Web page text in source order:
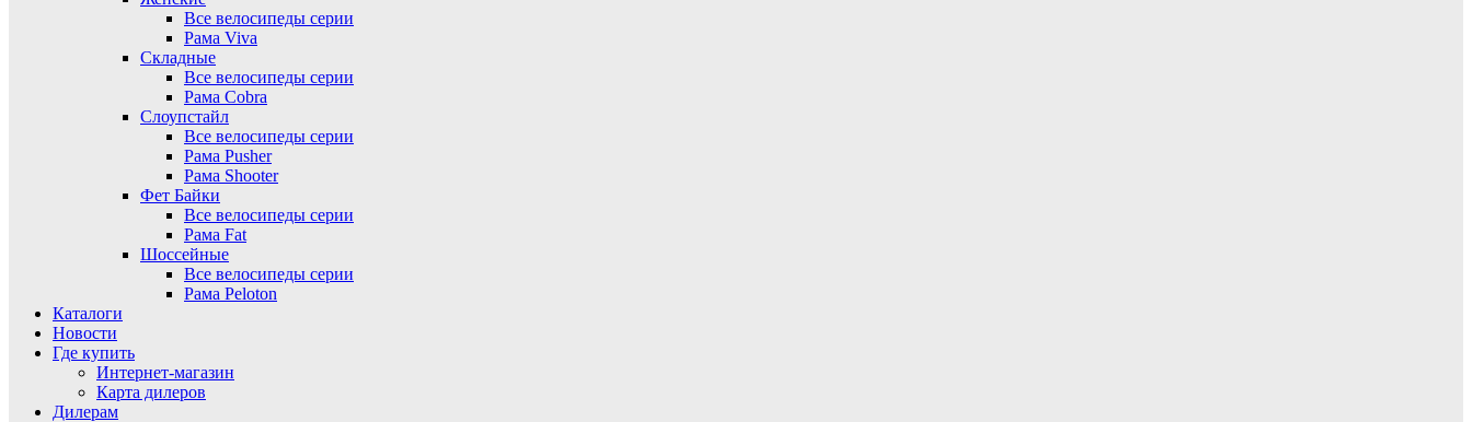
Все велосипеды серии
Рама Viva
Складные
Все велосипеды серии
Рама Cobra
Слоупстайл
Все велосипеды серии
Рама Pusher
Рама Shooter
Фет Байки
Все велосипеды серии
Рама Fat
Шоссейные
Все велосипеды серии
Рама Peloton
Каталоги
Новости
Где купить
Интернет-магазин
Карта дилеров
Дилерам